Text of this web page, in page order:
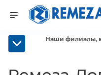
Наши филиалы,